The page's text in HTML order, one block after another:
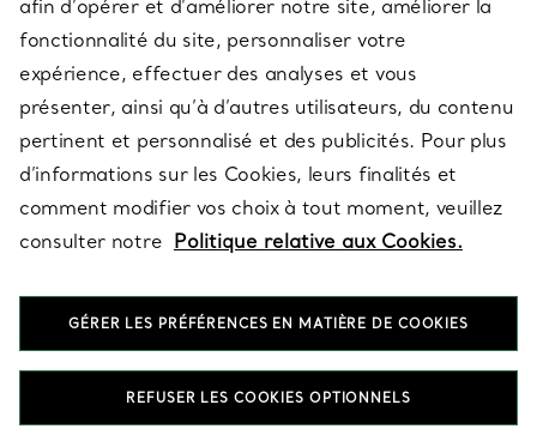
À PROPOS
QUESTIONS LÉGALES
SUIVEZ-NOUS
afin d’opérer et d’améliorer notre site, améliorer la
fonctionnalité du site, personnaliser votre
expérience, effectuer des analyses et vous
présenter, ainsi qu’à d’autres utilisateurs, du contenu
pertinent et personnalisé et des publicités. Pour plus
d’informations sur les Cookies, leurs finalités et
comment modifier vos choix à tout moment, veuillez
consulter notre Politique relative aux Cookies.
GÉRER LES PRÉFÉRENCES EN MATIÈRE DE COOKIES
REFUSER LES COOKIES OPTIONNELS